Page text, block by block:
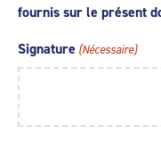
fournis sur le présent
Signature (Nécessaire)